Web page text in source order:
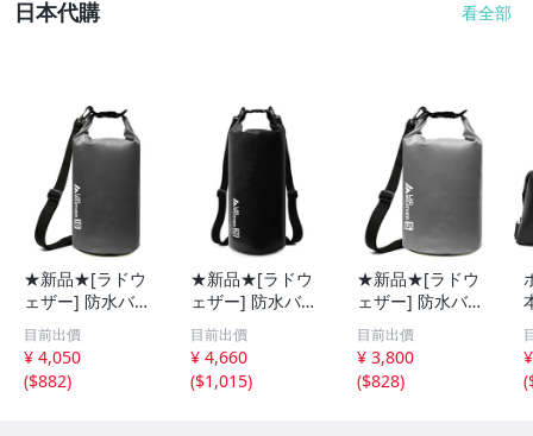
日本代購 看全部
★新品★[ラドウ
ェザー] 防水バッ
グ 5L 10L 15L 20
L ドライバッグ 2
WAY 3WAY 完全
防水 リュック メ
目前出價
¥ 4,050
($882)
★新品★[ラドウ
ェザー] 防水バッ
グ 5L 10L 15L 20
L ドライバッグ 2
WAY 3WAY 完全
防水 リュック メ
目前出價
¥ 4,660
($1,015)
★新品★[ラドウ
ェザー] 防水バッ
グ 5L 10L 15L 20
L ドライバッグ 2
WAY 3WAY 完全
防水 リュック メ
目前出價
¥ 3,800
($828)
(